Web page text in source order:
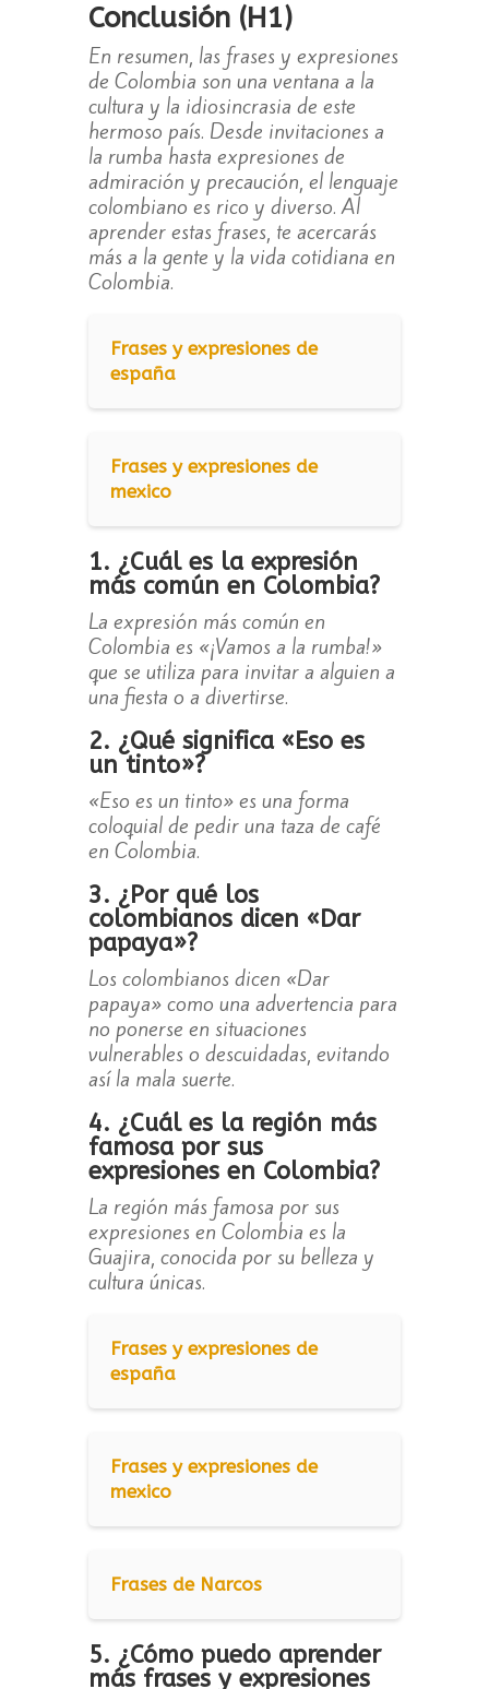
Conclusión (H1)
En resumen, las frases y expresiones
de Colombia son una ventana a la
cultura y la idiosincrasia de este
hermoso país. Desde invitaciones a
la rumba hasta expresiones de
admiración y precaución, el lenguaje
colombiano es rico y diverso. Al
aprender estas frases, te acercarás
más a la gente y la vida cotidiana en
Colombia.
Frases y expresiones de
españa
Frases y expresiones de
mexico
1. ¿Cuál es la expresión
más común en Colombia?
La expresión más común en
Colombia es «¡Vamos a la rumba!»
que se utiliza para invitar a alguien a
una fiesta o a divertirse.
2. ¿Qué significa «Eso es
un tinto»?
«Eso es un tinto» es una forma
coloquial de pedir una taza de café
en Colombia.
3. ¿Por qué los
colombianos dicen «Dar
papaya»?
Los colombianos dicen «Dar
papaya» como una advertencia para
no ponerse en situaciones
vulnerables o descuidadas, evitando
así la mala suerte.
4. ¿Cuál es la región más
famosa por sus
expresiones en Colombia?
La región más famosa por sus
expresiones en Colombia es la
Guajira, conocida por su belleza y
cultura únicas.
Frases y expresiones de
españa
Frases y expresiones de
mexico
Frases de Narcos
5. ¿Cómo puedo aprender
más frases y expresiones